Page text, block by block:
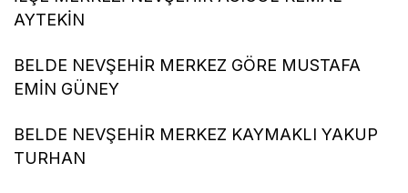
AYTEKİN
BELDE NEVŞEHİR MERKEZ GÖRE MUSTAFA
EMİN GÜNEY
BELDE NEVŞEHİR MERKEZ KAYMAKLI YAKUP
TURHAN